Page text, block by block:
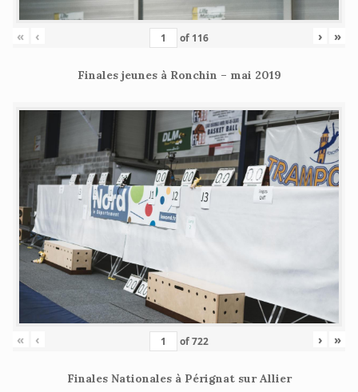
« ‹ of 116 › »
Finales jeunes à Ronchin – mai 2019
« ‹ of722 › »
Finales Nationales à Pérignat sur Allier